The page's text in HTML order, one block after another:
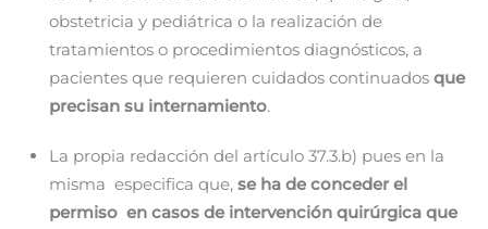
obstetricia y pediátrica o la realización de
tratamientos o procedimientos diagnósticos, a
pacientes que requieren cuidados continuados que
precisan su internamiento.
La propia redacción del artículo 37.3.b) pues en la
misma especifica que, se ha de conceder el
permiso en casos de intervención quirúrgica que